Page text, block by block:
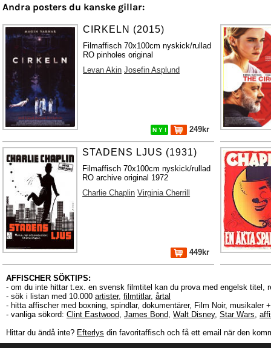
Andra posters du kanske gillar:
CIRKELN (2015)
Filmaffisch 70x100cm nyskick/rullad
RO pinholes original
Levan Akin Josefin Asplund
N Y ! 249kr
STADENS LJUS (1931)
Filmaffisch 70x100cm nyskick/rullad
RO archive original 1972
Charlie Chaplin Virginia Cherrill
449kr
AFFISCHER SÖKTIPS:
- om du inte hittar t.ex. en svensk filmtitel kan du prova med engelsk titel,
- sök i listan med 10.000 artister, filmtitlar, årtal
- hitta affischer med boxning, spindlar, dokumentärer, Film Noir, musikaler
- vanliga sökord: Clint Eastwood James Bond Walt Disney, Star Wars
Hittar du ändå inte? Efterlys din favoritaffisch och få ett email när den